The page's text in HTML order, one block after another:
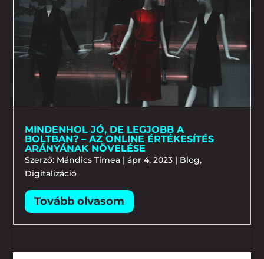
MINDENHOL JÓ, DE LEGJOBB A
BOLTBAN? – AZ ONLINE ÉRTÉKESÍTÉS
ARÁNYÁNAK NÖVELÉSE
Szerző: Mándics Tímea |ápr 4, 2023 | Blog,
Digitalizáció